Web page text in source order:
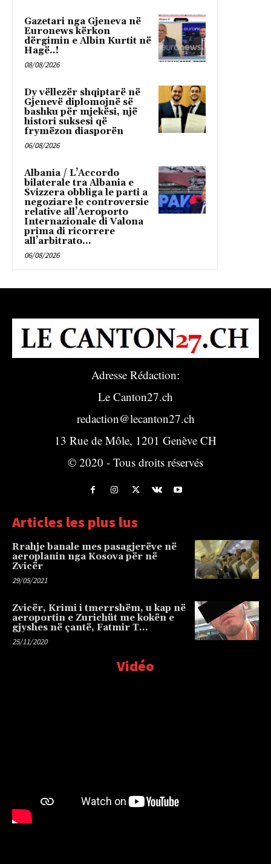
Gazetari nga Gjeneva në
Euronews kërkon
dërgimin e Albin Kurtit në
Hagë..!
08/08/2026
Dy vëllezër shqiptarë në
Gjenevë diplomojnë së
bashku për mjekësi, një
histori suksesi që
frymëzon diasporën
06/08/2026
Albania / L’Accordo
bilaterale tra Albania e
Svizzera obbliga le parti a
negoziare le controversie
relative all’Aeroporto
Internazionale di Valona
prima di ricorrere
all’arbitrato...
06/08/2026
Adresse Rédaction:
Le Canton27.ch
redaction@lecanton27.ch
13 Rue de Môle, 1201 Genève CH
© 2020 - Tous droits réservés
Articles les plus lus
Rrahje banale mes pasagjerëve në
aeroplanin nga Kosova për në
Zvicër
29/05/2021
Zvicër, Krimi i tmerrshëm, u kap në
aeroportin e Zurichüt me kokën e
gjyshes në çantë, Fatmir T…
25/11/2020
Vidéo